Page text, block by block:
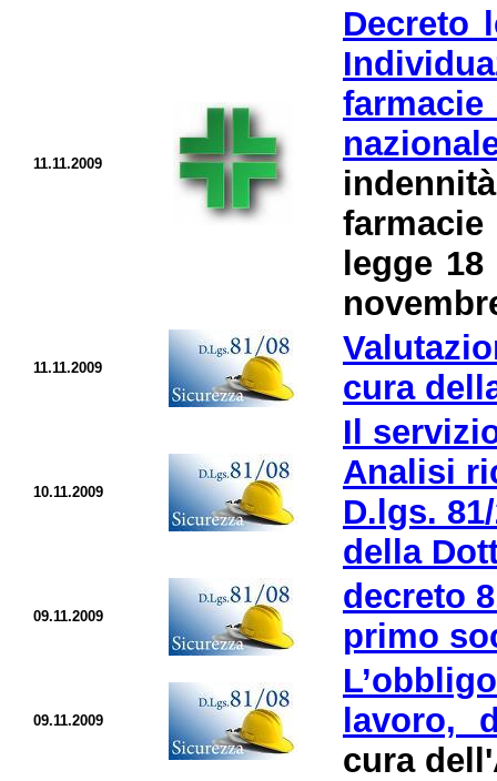
11.11.2009
Decreto
farmacie
legge
11.11.2009
cura
10.11.2009
Il
Analisi
D.lgs.
della
09.11.2009
decreto
primo
09.11.2009
lavoro,
cura